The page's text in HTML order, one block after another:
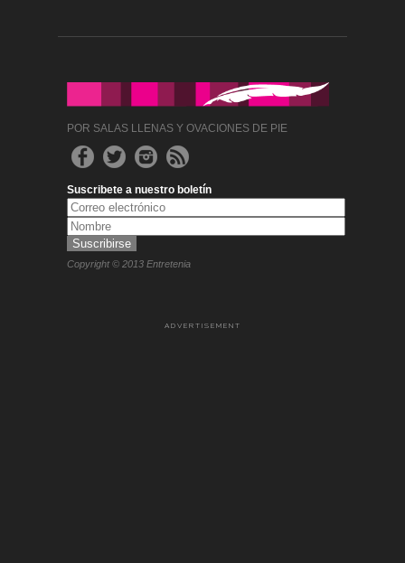
POR SALAS LLENAS Y OVACIONES DE PIE
Suscribete a nuestro boletín
Copyright © 2013 Entretenia
ADVERTISEMENT